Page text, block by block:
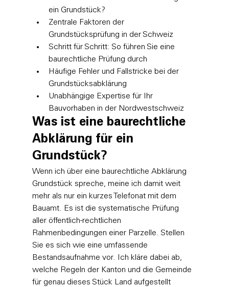
ein Grundstück?
Zentrale Faktoren der
Grundstücksprüfung in der Schweiz
Schritt für Schritt: So führen Sie eine
baurechtliche Prüfung durch
Häufige Fehler und Fallstricke bei der
Grundstücksabklärung
Unabhängige Expertise für Ihr
Bauvorhaben in der Nordwestschweiz
Was ist eine baurechtliche
Abklärung für ein
Grundstück?
Wenn ich über eine baurechtliche Abklärung
Grundstück spreche, meine ich damit weit
mehr als nur ein kurzes Telefonat mit dem
Bauamt. Es ist die systematische Prüfung
aller öffentlich-rechtlichen
Rahmenbedingungen einer Parzelle. Stellen
Sie es sich wie eine umfassende
Bestandsaufnahme vor. Ich kläre dabei ab,
welche Regeln der Kanton und die Gemeinde
für genau dieses Stück Land aufgestellt